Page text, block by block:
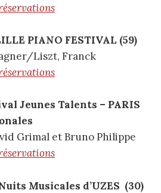
PIANO FESTIVAL (59)
Liszt, Franck
Jeunes Talents – PARIS
Grimal et Bruno Philippe
Musicales d’UZES (30)